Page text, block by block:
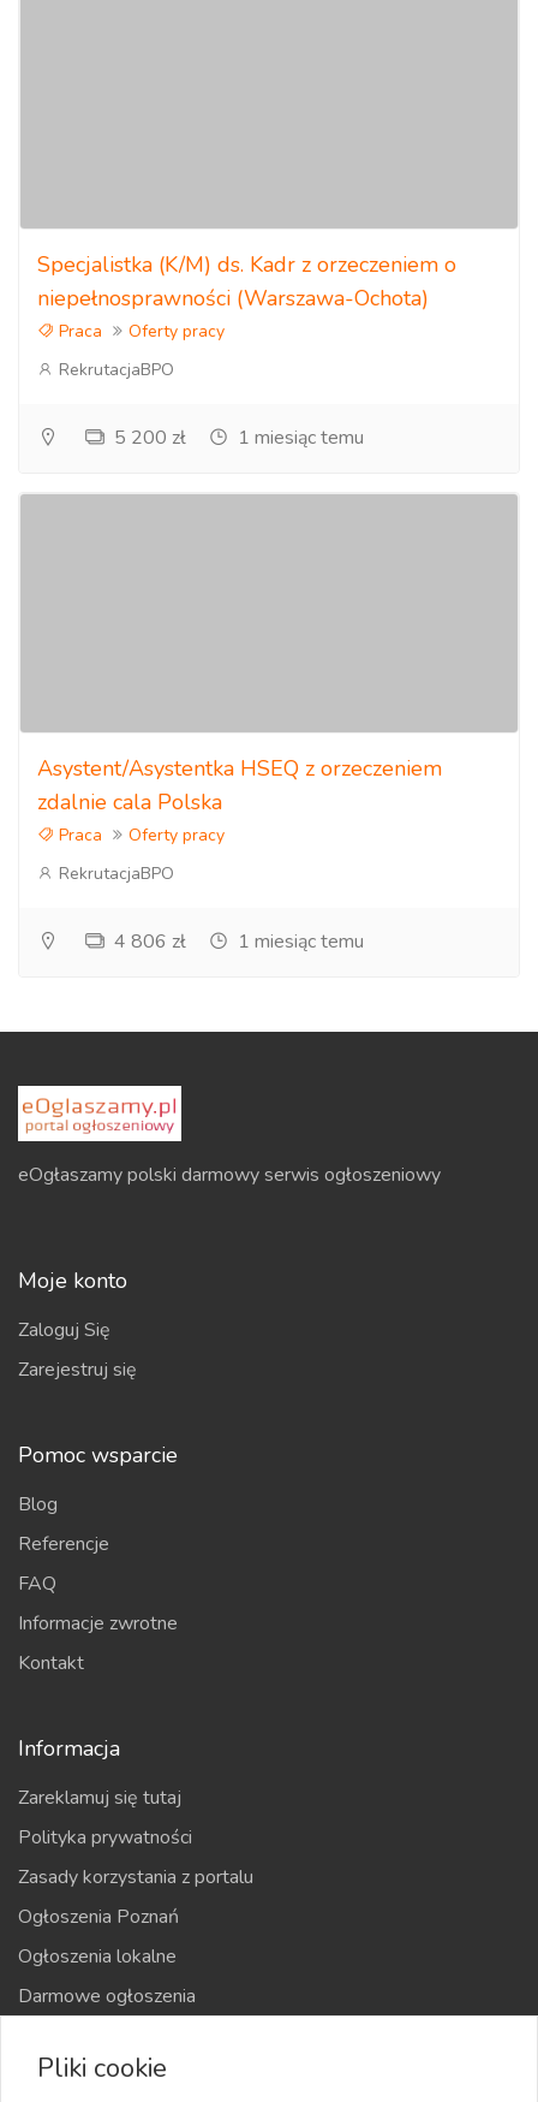
Specjalistka (K/M) ds. Kadr z orzeczeniem o
niepełnosprawności (Warszawa-Ochota)
Praca
Oferty pracy
RekrutacjaBPO
5 200 zł 1 miesiąc temu
Asystent/Asystentka HSEQ z orzeczeniem
zdalnie cala Polska
Praca
Oferty pracy
RekrutacjaBPO
4 806 zł 1 miesiąc temu
eOgłaszamy polski darmowy serwis ogłoszeniowy
Moje konto
Zaloguj Się
Zarejestruj się
Pomoc wsparcie
Blog
Referencje
FAQ
Informacje zwrotne
Kontakt
Informacja
Zareklamuj się tutaj
Polityka prywatności
Zasady korzystania z portalu
Ogłoszenia Poznań
Ogłoszenia lokalne
Darmowe ogłoszenia
Mapa strony
Pliki cookie